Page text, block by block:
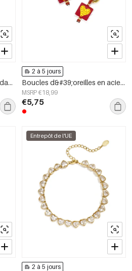
Boucles d&#39;oreilles pendantes en acier inoxydable, motif floral, collection Daily Simple, bijoux pour femmes
2 à 5 jours
Boucles d&#39;oreilles en acier inoxydable avec perles en forme de cœur, collection Daily Simple, bijoux pour femmes
MSRP €18,99
€5,75
Entrepôt de l'UE
2 à 5 jours